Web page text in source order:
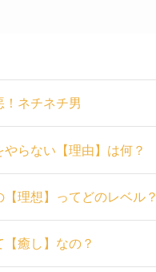
！ネチネチ男
らない【理由】は何？
理想】ってどのレベル？
癒し】なの？